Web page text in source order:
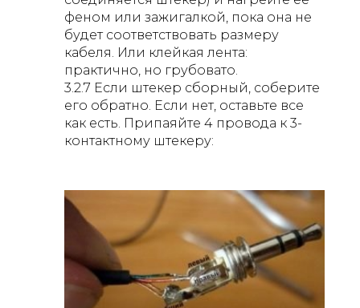
феном или зажигалкой, пока она не
будет соответствовать размеру
кабеля. Или клейкая лента:
практично, но грубовато.
3.2.7 Если штекер сборный, соберите
его обратно. Если нет, оставьте все
как есть. Припаяйте 4 провода к 3-
контактному штекеру: